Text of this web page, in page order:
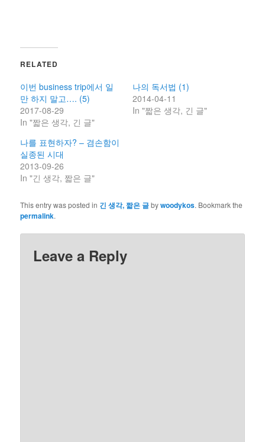
RELATED
이번 business trip에서 일
만 하지 말고…. (5)
2017-08-29
In "짧은 생각, 긴 글"
나의 독서법 (1)
2014-04-11
In "짧은 생각, 긴 글"
나를 표현하자? – 겸손함이
실종된 시대
2013-09-26
In "긴 생각, 짧은 글"
This entry was posted in 긴 생각, 짧은 글bywoodykos. Bookmark the
permalink.
Leave a Reply